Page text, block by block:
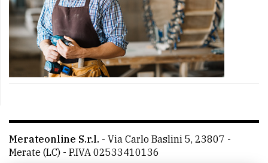
Merateonline S.r.l. - Via Carlo Baslini 5, 23807 -
Merate (LC) - P.IVA 02533410136